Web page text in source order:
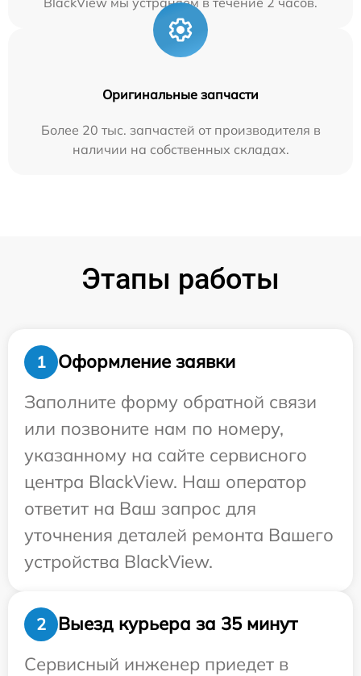
Оригинальные запчасти
Более 20 тыс. запчастей от производителя в
наличии на собственных складах.
Этапы работы
1
Оформление заявки
Заполните форму обратной связи
или позвоните нам по номеру,
указанному на сайте сервисного
центра BlackView. Наш оператор
ответит на Ваш запрос для
уточнения деталей ремонта Вашего
устройства BlackView.
2
Выезд курьера за 35 минут
Сервисный инженер приедет в